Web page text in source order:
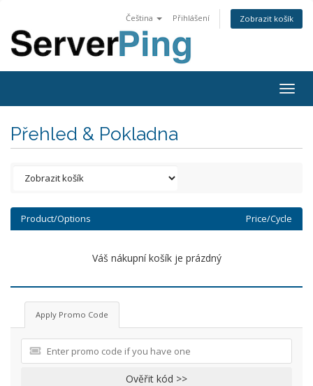
Čeština Přihlášení Zobrazit košík
Přehled & Pokladna
Product/Options Price/Cycle
Váš nákupní košík je prázdný
Apply Promo Code
Ověřit kód >>